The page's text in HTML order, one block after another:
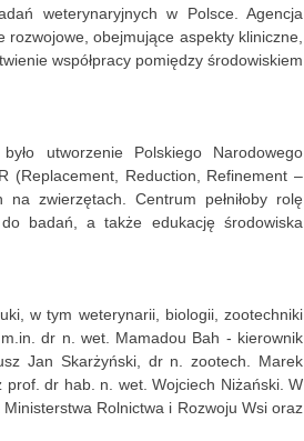
weterynaryjnych w Polsce. Agencja
obejmujące aspekty kliniczne,
współpracy pomiędzy środowiskiem
utworzenie Polskiego Narodowego
(Replacement, Reduction, Refinement –
zwierzętach. Centrum pełniłoby rolę
badań, a także edukację środowiska
w tym weterynarii, biologii, zootechniki
dr n. wet. Mamadou Bah - kierownik
Jan Skarżyński, dr n. zootech. Marek
prof. dr hab. n. wet. Wojciech Niżański. W
Rolnictwa i Rozwoju Wsi oraz